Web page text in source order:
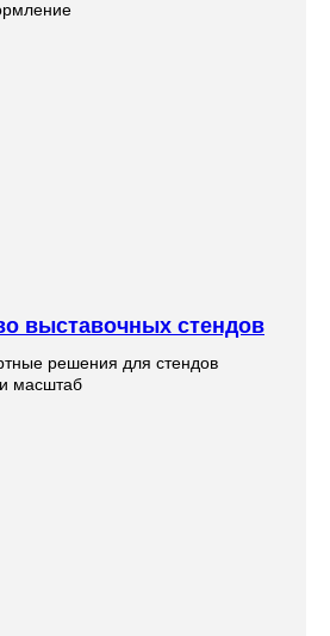
выставочных стендов
решения для стендов
масштаб